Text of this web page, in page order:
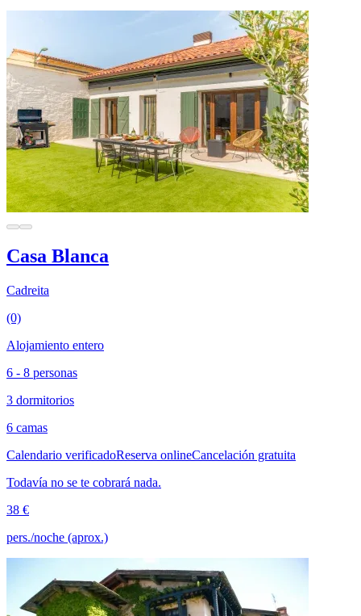
Casa Blanca
Cadreita
(0)
Alojamiento entero
6 - 8 personas
3 dormitorios
6 camas
Calendario verificadoReserva onlineCancelación gratuita
Todavía no se te cobrará nada.
38 €
pers./noche (aprox.)